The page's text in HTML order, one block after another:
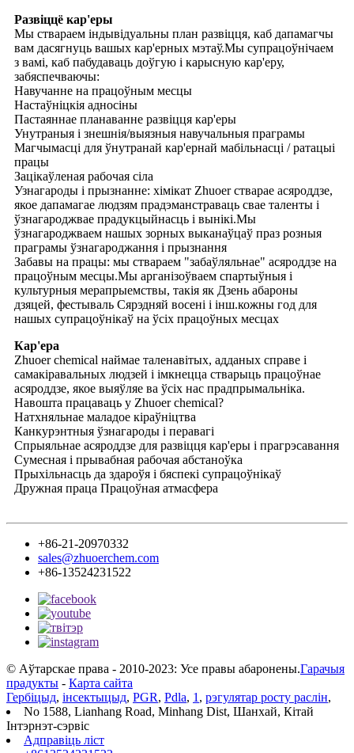
Развіццё кар'еры
Мы ствараем індывідуальны план развіцця, каб дапамагчы
вам дасягнуць вашых кар'ерных мэтаў.Мы супрацоўнічаем
з вамі, каб пабудаваць доўгую і карысную кар'еру,
забяспечваючы:
Навучанне на працоўным месцы
Настаўніцкія адносіны
Пастаяннае планаванне развіцця кар'еры
Унутраныя і знешнія/выязныя навучальныя праграмы
Магчымасці для ўнутранай кар'ернай мабільнасці / ратацыі
працы
Зацікаўленая рабочая сіла
Узнагароды і прызнанне: хімікат Zhuoer стварае асяроддзе,
якое дапамагае людзям прадэманстраваць свае таленты і
ўзнагароджвае прадукцыйнасць і вынікі.Мы
ўзнагароджваем нашых зорных выканаўцаў праз розныя
праграмы ўзнагароджання і прызнання
Забавы на працы: мы ствараем "забаўляльнае" асяроддзе на
працоўным месцы.Мы арганізоўваем спартыўныя і
культурныя мерапрыемствы, такія як Дзень абароны
дзяцей, фестываль Сярэдняй восені і інш.кожны год для
нашых супрацоўнікаў на ўсіх працоўных месцах
Кар'ера
Zhuoer chemical наймае таленавітых, адданых справе і
самакіравальных людзей і імкнецца стварыць працоўнае
асяроддзе, якое выяўляе ва ўсіх нас прадпрымальніка.
Навошта працаваць у Zhuoer chemical?
Натхняльнае маладое кіраўніцтва
Канкурэнтныя ўзнагароды і перавагі
Спрыяльнае асяроддзе для развіцця кар'еры і прагрэсавання
Сумесная і прывабная рабочая абстаноўка
Прыхільнасць да здароўя і бяспекі супрацоўнікаў
Дружная праца Працоўная атмасфера
+86-21-20970332
sales@zhuoerchem.com
+86-13524231522
© Аўтарскае права - 2010-2023: Усе правы абаронены.Гарачыя
прадукты - Карта сайта
Гербіцыд, інсектыцыд, PGR, Pdla, 1 , рэгулятар росту раслін,
No 1588, Lianhang Road, Minhang Dist, Шанхай, Кітай
Інтэрнэт-сэрвіс
Адправіць ліст